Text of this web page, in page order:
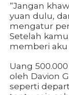
“Jangan
yuan dulu,
mengatur
Setelah
memberi aku
Uang
oleh Davion
seperti